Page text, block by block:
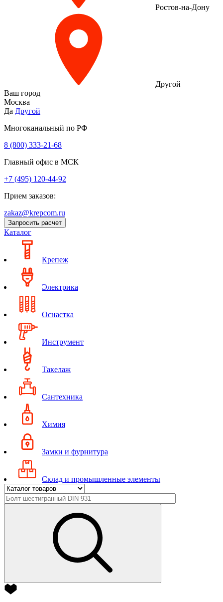
Ростов-на-Дону
Другой
Ваш город
Москва
Да Другой
Многоканальный по РФ
8 (800) 333‑21-68
Главный офис в МСК
+7 (495) 120-44-92
Прием заказов:
zakaz@krepcom.ru
Запросить расчет
Каталог
Крепеж
Электрика
Оснастка
Инструмент
Такелаж
Сантехника
Химия
Замки и фурнитура
Склад и промышленные элементы